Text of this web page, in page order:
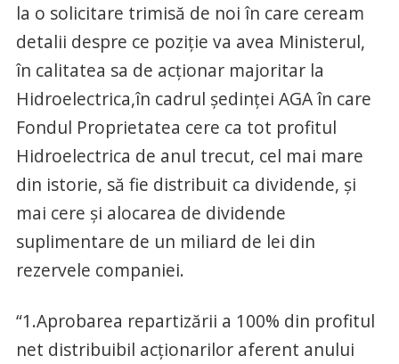
la o solicitare trimisă de noi în care ceream
detalii despre ce poziţie va avea Ministerul,
în calitatea sa de acţionar majoritar la
Hidroelectrica,în cadrul şedinţei AGA în care
Fondul Proprietatea cere ca tot profitul
Hidroelectrica de anul trecut, cel mai mare
din istorie, să fie distribuit ca dividende, şi
mai cere şi alocarea de dividende
suplimentare de un miliard de lei din
rezervele companiei.
“1.Aprobarea repartizării a 100% din profitul
net distribuibil acţionarilor aferent anului